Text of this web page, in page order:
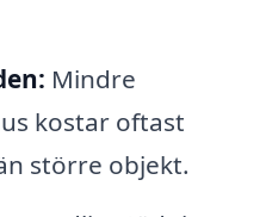
Mindre
kostar oftast
större objekt.